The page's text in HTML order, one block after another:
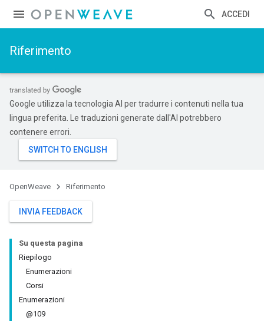
ACCEDI
Riferimento
Google utilizza la tecnologia AI per tradurre i contenuti nella tua
lingua preferita. Le traduzioni generate dall'AI potrebbero
contenere errori.
OpenWeave Riferimento
INVIA FEEDBACK
Su questa pagina
Riepilogo
Enumerazioni
Corsi
Enumerazioni
@109